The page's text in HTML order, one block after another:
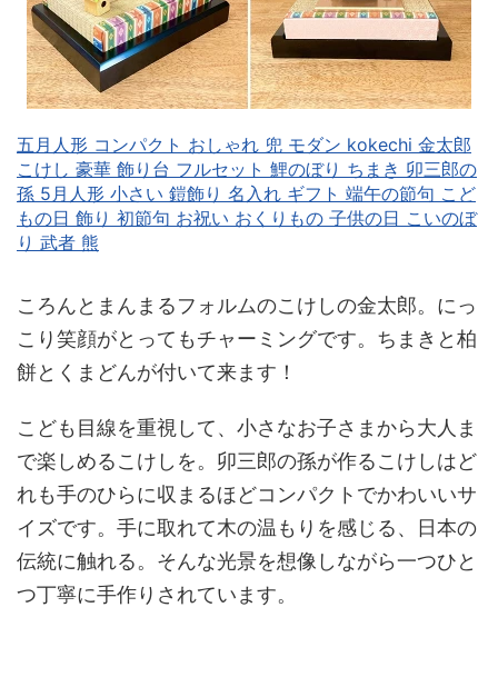
五月人形 コンパクト おしゃれ 兜 モダン kokechi 金太郎
こけし 豪華 飾り台 フルセット 鯉のぼり ちまき 卯三郎の
孫 5月人形 小さい 鎧飾り 名入れ ギフト 端午の節句 こど
もの日 飾り 初節句 お祝い おくりもの 子供の日 こいのぼ
り 武者 熊
ころんとまんまるフォルムのこけしの金太郎。にっ
こり笑顔がとってもチャーミングです。ちまきと柏
餅とくまどんが付いて来ます！
こども目線を重視して、小さなお子さまから大人ま
で楽しめるこけしを。卯三郎の孫が作るこけしはど
れも手のひらに収まるほどコンパクトでかわいいサ
イズです。手に取れて木の温もりを感じる、日本の
伝統に触れる。そんな光景を想像しながら一つひと
つ丁寧に手作りされています。